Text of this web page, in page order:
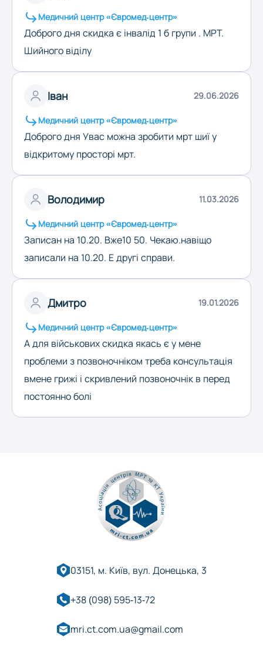
Медичний центр «Євромед-центр»
Доброго дня скидка є інвалід 1 б групи . МРТ.
Шийного віділу
Іван 29.06.2026
Медичний центр «Євромед-центр»
Доброго дня Увас можна зробити мрт шиї у
відкритому просторі мрт.
Володимир 11.03.2026
Медичний центр «Євромед-центр»
Записан на 10.20. Вже10 50. Чекаю.навіщо
записали на 10.20. Е другі справи.
Дмитро 19.01.2026
Медичний центр «Євромед-центр»
А для військових скидка якась є у мене
проблеми з позвоночніком треба консультація
вмене грижі і скривлений позвоночнік в перед
постоянно болі
03151, м. Київ, вул. Донецька, 3
+38 (098) 595-13-72
mri.ct.com.ua@gmail.com